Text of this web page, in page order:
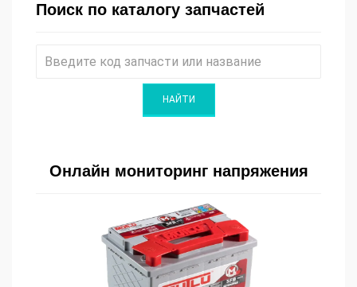
Поиск по каталогу запчастей
Онлайн мониторинг напряжения